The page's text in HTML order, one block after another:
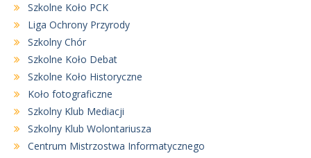
Szkolne Koło PCK
Liga Ochrony Przyrody
Szkolny Chór
Szkolne Koło Debat
Szkolne Koło Historyczne
Koło fotograficzne
Szkolny Klub Mediacji
Szkolny Klub Wolontariusza
Centrum Mistrzostwa Informatycznego